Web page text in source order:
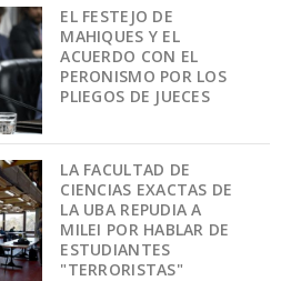
EL FESTEJO DE
MAHIQUES Y EL
ACUERDO CON EL
PERONISMO POR LOS
PLIEGOS DE JUECES
LA FACULTAD DE
CIENCIAS EXACTAS DE
LA UBA REPUDIA A
MILEI POR HABLAR DE
ESTUDIANTES
"TERRORISTAS"